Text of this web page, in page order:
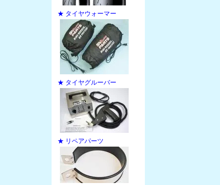
★ タイヤウォーマー
★ タイヤグルーバー
★ リペアパーツ